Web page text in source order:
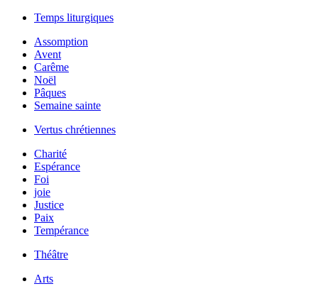
Temps liturgiques
Assomption
Avent
Carême
Noël
Pâques
Semaine sainte
Vertus chrétiennes
Charité
Espérance
Foi
joie
Justice
Paix
Tempérance
Théâtre
Arts